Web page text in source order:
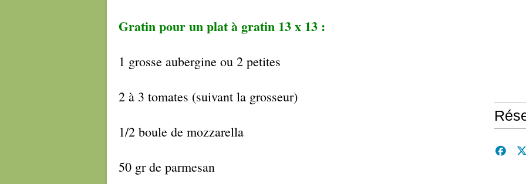
Gratin pour un plat à gratin 13 x 13 :
1 grosse aubergine ou 2 petites
2 à 3 tomates (suivant la grosseur)
1/2 boule de mozzarella
50 gr de parmesan